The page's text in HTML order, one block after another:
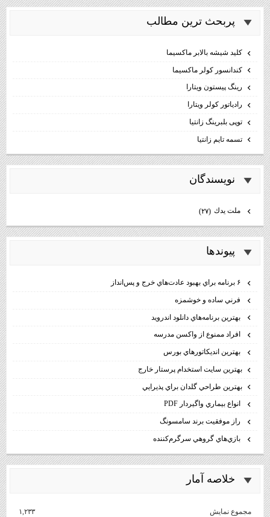
پربحث ترين مطالب
كليد شيشه بالابر ماكسيما
كندانسور كولر ماكسيما
رینگ پیستون ویتارا
رادیاتور کولر ویتارا
توپی بلبرینگ زانتیا
تسمه تایم زانتیا
نويسندگان
ملت يدك (۲۷)
پيوندها
فرني ساده و خوشمزه
بهترين برنامه‌هاي دانلود اندرويد
افراد ممنوع از واكسن مدرسه
بهترين انديكاتورهاي بورس
بهترين سايت استخدام پرستار خارج
بهترين طراحي گلدان براي پذيرايي
انواع بيماري واگيردار PDF
راز موفقيت برند سامسونگ
بازي‌هاي گروهي سرگرم‌كننده
خلاصه آمار
مجموع نمایش‌ ۱,۲۳۳